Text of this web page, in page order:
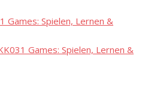
Games: Spielen, Lernen &
Games: Spielen, Lernen &